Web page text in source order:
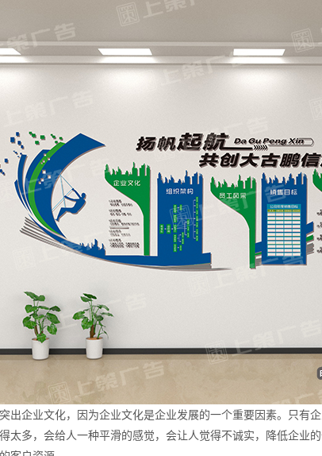
出企业文化，因为企业文化是企业发展的一个重要因素。只有
太多，会给人一种平滑的感觉，会让人觉得不诚实，降低企业